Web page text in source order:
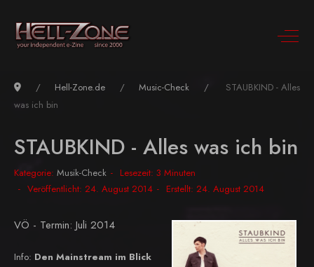
Hell-Zone.de Music-Check
STAUBKIND - Alles
was ich bin
STAUBKIND - Alles was ich bin
Kategorie: Musik-Check
Lesezeit: 3 Minuten
Veröffentlicht: 24. August 2014
Erstellt: 24. August 2014
VÖ - Termin: Juli 2014
Info: Den Mainstream im Blick